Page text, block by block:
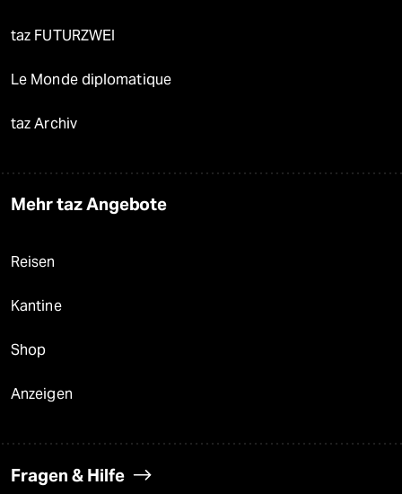
taz FUTURZWEI
Le Monde diplomatique
taz Archiv
Mehr taz Angebote
Reisen
Kantine
Shop
Anzeigen
Fragen & Hilfe